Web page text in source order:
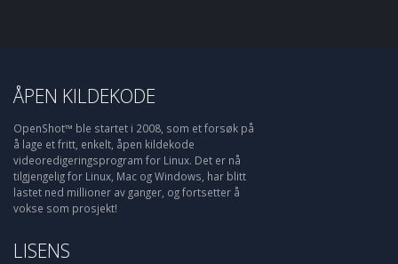
ÅPEN KILDEKODE
OpenShot™ ble startet i 2008, som et forsøk på
å lage et fritt, enkelt, åpen kildekode
videoredigeringsprogram for Linux. Det er nå
tilgjengelig for Linux, Mac og Windows, har blitt
lastet ned millioner av ganger, og fortsetter å
vokse som prosjekt!
LISENS